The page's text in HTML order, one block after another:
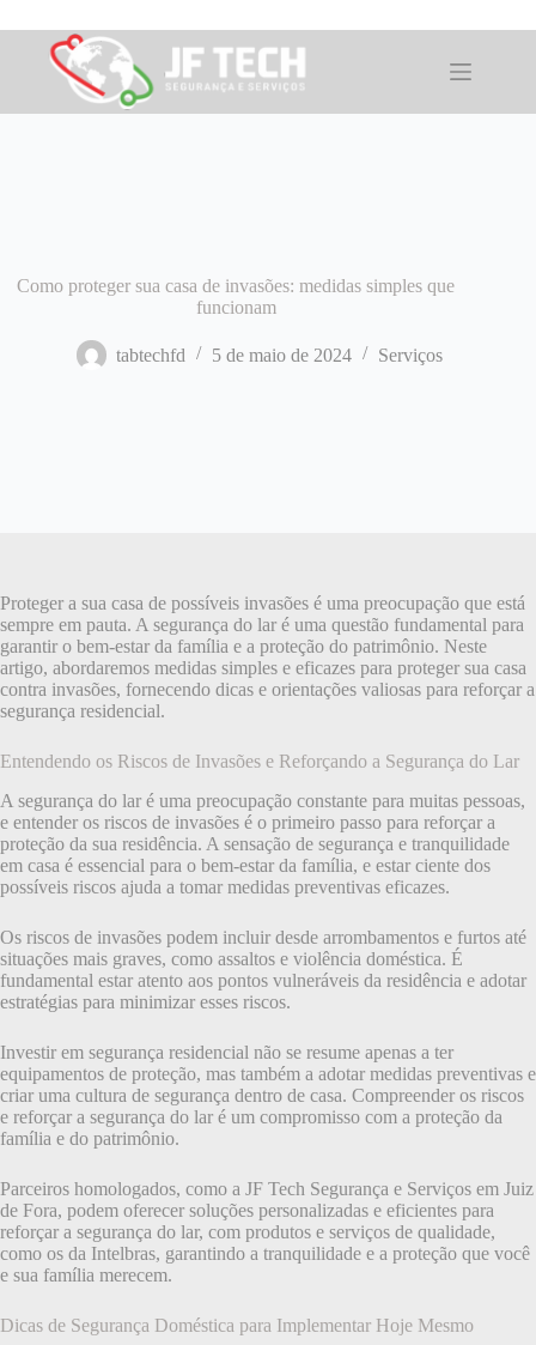
para
conteúdo
Como proteger sua casa de invasões: medidas simples que
funcionam
tabtechfd 5 de maio de 2024 Serviços
Proteger a sua casa de possíveis invasões é uma preocupação que está
sempre em pauta. A segurança do lar é uma questão fundamental para
garantir o bem-estar da família e a proteção do patrimônio. Neste
artigo, abordaremos medidas simples e eficazes para proteger sua casa
contra invasões, fornecendo dicas e orientações valiosas para reforçar a
segurança residencial.
Entendendo os Riscos de Invasões e Reforçando a Segurança do Lar
A segurança do lar é uma preocupação constante para muitas pessoas,
e entender os riscos de invasões é o primeiro passo para reforçar a
proteção da sua residência. A sensação de segurança e tranquilidade
em casa é essencial para o bem-estar da família, e estar ciente dos
possíveis riscos ajuda a tomar medidas preventivas eficazes.
Os riscos de invasões podem incluir desde arrombamentos e furtos até
situações mais graves, como assaltos e violência doméstica. É
fundamental estar atento aos pontos vulneráveis da residência e adotar
estratégias para minimizar esses riscos.
Investir em segurança residencial não se resume apenas a ter
equipamentos de proteção, mas também a adotar medidas preventivas e
criar uma cultura de segurança dentro de casa. Compreender os riscos
e reforçar a segurança do lar é um compromisso com a proteção da
família e do patrimônio.
Parceiros homologados, como a JF Tech Segurança e Serviços em Juiz
de Fora, podem oferecer soluções personalizadas e eficientes para
reforçar a segurança do lar, com produtos e serviços de qualidade,
como os da Intelbras, garantindo a tranquilidade e a proteção que você
e sua família merecem.
Dicas de Segurança Doméstica para Implementar Hoje Mesmo